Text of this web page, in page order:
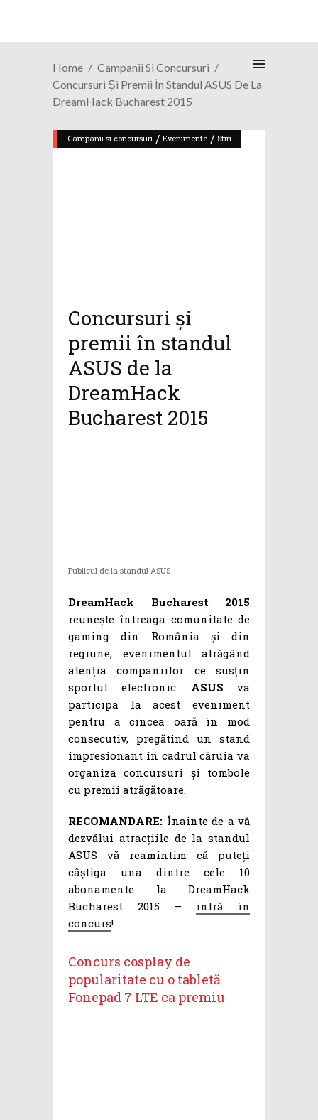
Home
Campanii Si Concursuri
Concursuri Și Premii În Standul ASUS De La
DreamHack Bucharest 2015
Campanii si concursuri / Evenimente / Stiri
Concursuri și
premii în standul
ASUS de la
DreamHack
Bucharest 2015
Publicul de la standul ASUS
DreamHack Bucharest 2015
reunește întreaga comunitate de
gaming din România și din
regiune, evenimentul atrăgând
atenția companiilor ce susțin
sportul electronic. ASUS va
participa la acest eveniment
pentru a cincea oară în mod
consecutiv, pregătind un stand
impresionant în cadrul căruia va
organiza concursuri și tombole
cu premii atrăgătoare.
RECOMANDARE: Înainte de a vă
dezvălui atracțiile de la standul
ASUS vă reamintim că puteți
câștiga una dintre cele 10
abonamente la DreamHack
Bucharest 2015 – intră în
concurs!
Concurs cosplay de
popularitate cu o tabletă
Fonepad 7 LTE ca premiu